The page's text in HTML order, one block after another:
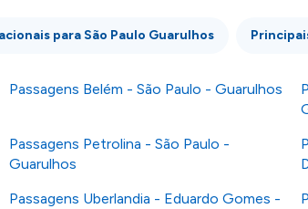
para São Paulo Guarulhos
Passagens Belém - São Paulo - Guarulhos
Passagens Petrolina - São Paulo -
Guarulhos
Passagens Uberlandia - Eduardo Gomes -